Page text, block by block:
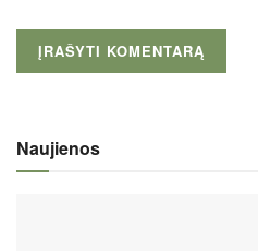
Naujienos